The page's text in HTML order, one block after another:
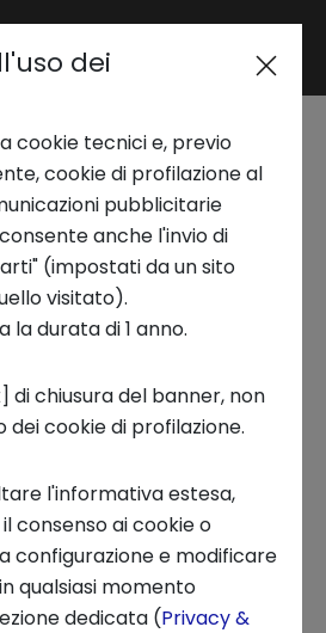
Area riservata
x
|
for
2024
dei
cookie tecnici e, previo
cookie di profilazione al
pubblicitarie
anche l'invio di
(impostati da un sito
visitato).
la durata di 1 anno.
di chiusura del banner, non
dei cookie di profilazione.
l'informativa estesa,
consenso ai cookie o
configurazione e modificare
qualsiasi momento
dedicata (Privacy &